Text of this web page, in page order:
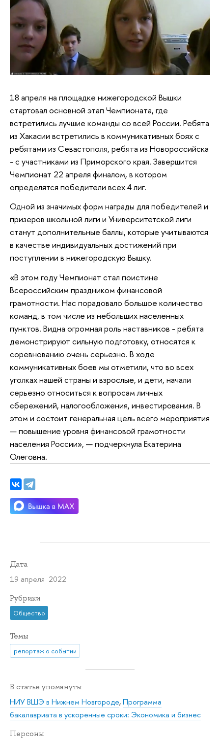
18 апреля на площадке нижегородской Вышки
стартовал основной этап Чемпионата, где
встретились лучшие команды со всей России. Ребята
из Хакасии встретились в коммуникативных боях с
ребятами из Севастополя, ребята из Новороссийска
- с участниками из Приморского края. Завершится
Чемпионат 22 апреля финалом, в котором
определятся победители всех 4 лиг.
Одной из значимых форм награды для победителей и
призеров школьной лиги и Университетской лиги
станут дополнительные баллы, которые учитываются
в качестве индивидуальных достижений при
поступлении в нижегородскую Вышку.
«В этом году Чемпионат стал поистине
Всероссийским праздником финансовой
грамотности. Нас порадовало большое количество
команд, в том числе из небольших населенных
пунктов. Видна огромная роль наставников - ребята
демонстрируют сильную подготовку, относятся к
соревнованию очень серьезно. В ходе
коммуникативных боев мы отметили, что во всех
уголках нашей страны и взрослые, и дети, начали
серьезно относиться к вопросам личных
сбережений, налогообложения, инвестирования. В
этом и состоит генеральная цель всего мероприятия
— повышение уровня финансовой грамотности
населения России», — подчеркнула Екатерина
Олеговна.
Дата
19 апреля 2022
Рубрики
Общество
Темы
репортаж о событии
В статье упомянуты
НИУ ВШЭ в Нижнем Новгороде,Программа
бакалавриата в ускоренные сроки: Экономика и бизнес
Персоны